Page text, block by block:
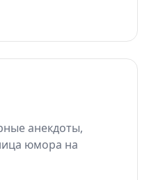
анекдоты,
юмора на